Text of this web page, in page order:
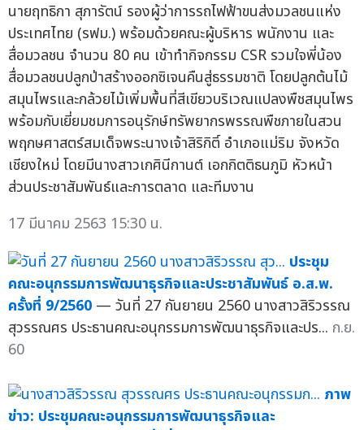
นายฤทธิกา สุภารัตน์ รองผู้ว่าการรถไฟฟ้าขนส่งมวลชนแห่ง
ประเทศไทย (รฟม.) พร้อมด้วยคณะผู้บริหาร พนักงาน และ
สื่อมวลชน จำนวน 80 คน เข้าทำกิจกรรม CSR รวมใจพี่น้อง
สื่อมวลชนปลูกป่าสร้างออกซิเจนคืนสู่ธรรมชาติ โดยปลูกต้นไม้
สมุนไพรและกล้วยไม้เพิ่มพื้นที่สีเขียวบริเวณแปลงพืชสมุนไพร
พร้อมกับเยี่ยมชมการอนุรักษ์ทรัพยากรพรรณพืชภายในสวน
พฤกษศาสตร์สมเด็จพระนางเจ้าสิริกิติ์ อำเภอแม่ริม จังหวัด
เชียงใหม่ โดยมีนางสาวเกศินีกานต์ เอกกิตติธนภูมิ หัวหน้า
ส่วนประชาสัมพันธ์และการตลาด และทีมงาน
17 มีนาคม 2563 15:30 น.
ประชุม
คณะอนุกรรมการพัฒนาธุรกิจและประชาสัมพันธ์ อ.ส.พ.
ครั้งที่ 9/2560 — วันที่ 27 กันยายน 2560 นางสาวสิริวรรณ
สุวรรณศร ประธานคณะอนุกรรมการพัฒนาธุรกิจและปร... ก.ย.
60
ภาพ
ข่าว: ประชุมคณะอนุกรรมการพัฒนาธุรกิจและ